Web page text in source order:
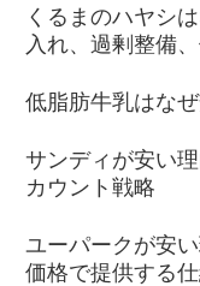
くるまのハヤシ
入れ、過剰整備
低脂肪牛乳はな
サンディが安い
カウント戦略
ユーパークが安
価格で提供する